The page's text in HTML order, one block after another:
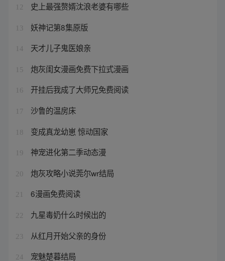
12 史上最强赘婿沈浪老婆有哪些
13 妖神记第8集原版
14 天才儿子鬼医娘亲
15 炮灰闺女漫画免费下拉式漫画
16 开挂后我成了大师兄免费阅读
17 沙鲁的温房床
18 变成真龙幼崽 惊动国家
19 神宠进化第二季动态漫
20 炮灰攻略小说莞尔wr结局
21 6漫画免费阅读
22 九星毒奶什么时候出的
23 从红月开始父亲的身份
24 宠魅楚暮结局